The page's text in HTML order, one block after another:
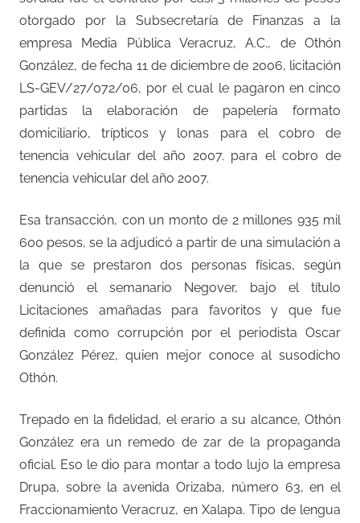
otorgado por la Subsecretaría de Finanzas a la
empresa Media Pública Veracruz, A.C., de Othón
González, de fecha 11 de diciembre de 2006, licitación
LS-GEV/27/072/06, por el cual le pagaron en cinco
partidas la elaboración de papelería formato
domiciliario, trípticos y lonas para el cobro de
tenencia vehicular del año 2007. para el cobro de
tenencia vehicular del año 2007.
Esa transacción, con un monto de 2 millones 935 mil
600 pesos, se la adjudicó a partir de una simulación a
la que se prestaron dos personas físicas, según
denunció el semanario Negover, bajo el título
Licitaciones amañadas para favoritos y que fue
definida como corrupción por el periodista Oscar
González Pérez, quien mejor conoce al susodicho
Othón.
Trepado en la fidelidad, el erario a su alcance, Othón
González era un remedo de zar de la propaganda
oficial. Eso le dio para montar a todo lujo la empresa
Drupa, sobre la avenida Orizaba, número 63, en el
Fraccionamiento Veracruz, en Xalapa. Tipo de lengua